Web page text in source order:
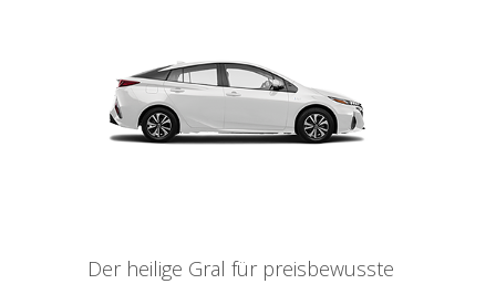
Der heilige Gral für preisbewusste